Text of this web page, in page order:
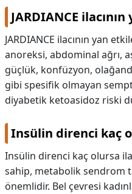
JARDIANCE
JARDIANCE ilacının yan
anoreksi, abdominal ağrı,
güçlük, konfüzyon,
gibi spesifik olmayan
diyabetik ketoasidoz riski
Insülin direnci kaç
Insülin direnci kaç olursa
sahip, metabolik sendrom
önemlidir. Bel çevresi